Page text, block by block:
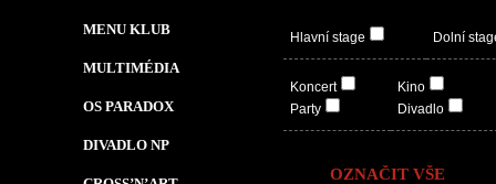
MENU KLUB
MULTIMÉDIA
OS PARADOX
DIVADLO NP
Hlavní stage Dolní
Koncert
Party
Kino
Divadlo
OZNAČIT VŠE